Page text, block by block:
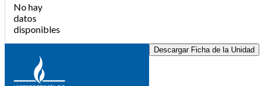
No hay
datos
disponibles
Descargar Ficha de la Unidad